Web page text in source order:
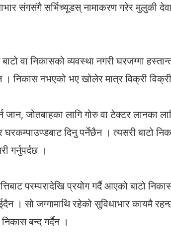
संगसंगै सर्भिच्यूडस् नामाकरण गरेर मुलुकी
बाटो वा निकासको व्यवस्था नगरी घरजग्गा
निकास नभएको भए खोलेर मात्र विक्री विक्री
जान, जोतबाहका लागि गोरु वा टेक्टर लानका
घरकम्पाउण्डबाट दिनु पर्नेछैन । त्यसरी बाटो
गर्नुपर्दछ ।
परम्परादेखि प्रयोग गर्दै आएको बाटो निकास
। सो जग्गामाथि रहेको सुविधाभार कायमै
बन्द गर्दैन ।